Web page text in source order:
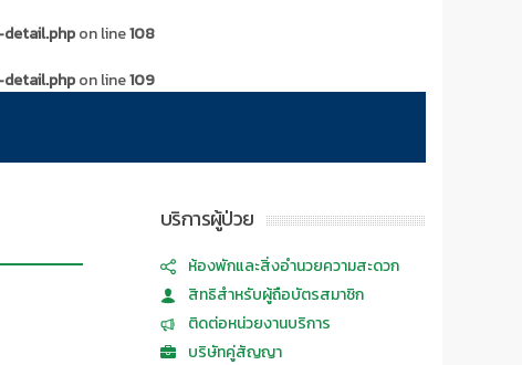
on line108
on line109
บริการผู้ป่วย
ห้องพักและสิ่งอำนวยความสะดวก
สิทธิสำหรับผู้ถือบัตรสมาชิก
ติดต่อหน่วยงานบริการ
บริษัทคู่สัญญา